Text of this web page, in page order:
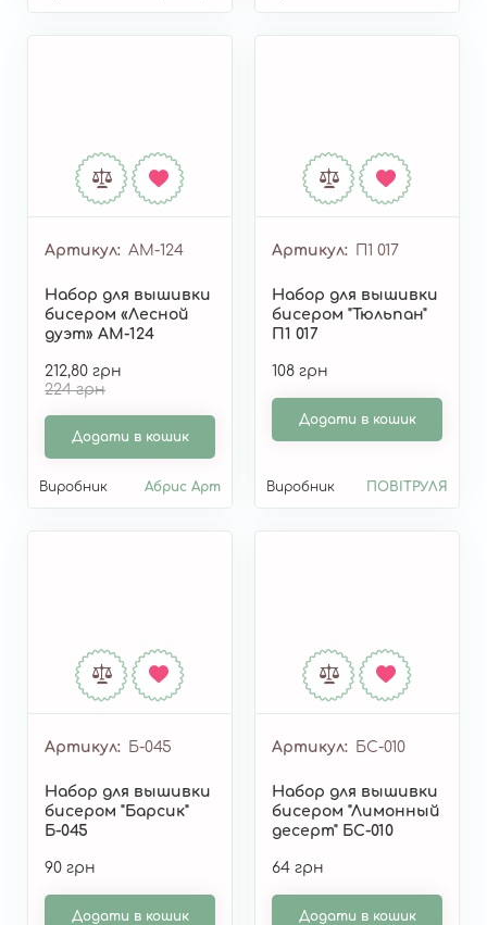
Артикул AM-124
Набор для вышивки
бисером «Лесной
дуэт» AM-124
212,80 грн
224 грн
Додати в кошик
Виробник Абрис Арт
Артикул П1 017
Набор для вышивки
бисером "Тюльпан"
П1 017
108 грн
Додати в кошик
Виробник ПОВІТРУЛЯ
Артикул Б-045
Набор для вышивки
бисером "Барсик"
Б-045
90 грн
Додати в кошик
Артикул БС-010
Набор для вышивки
бисером "Лимонный
десерт" БС-010
64 грн
Додати в кошик